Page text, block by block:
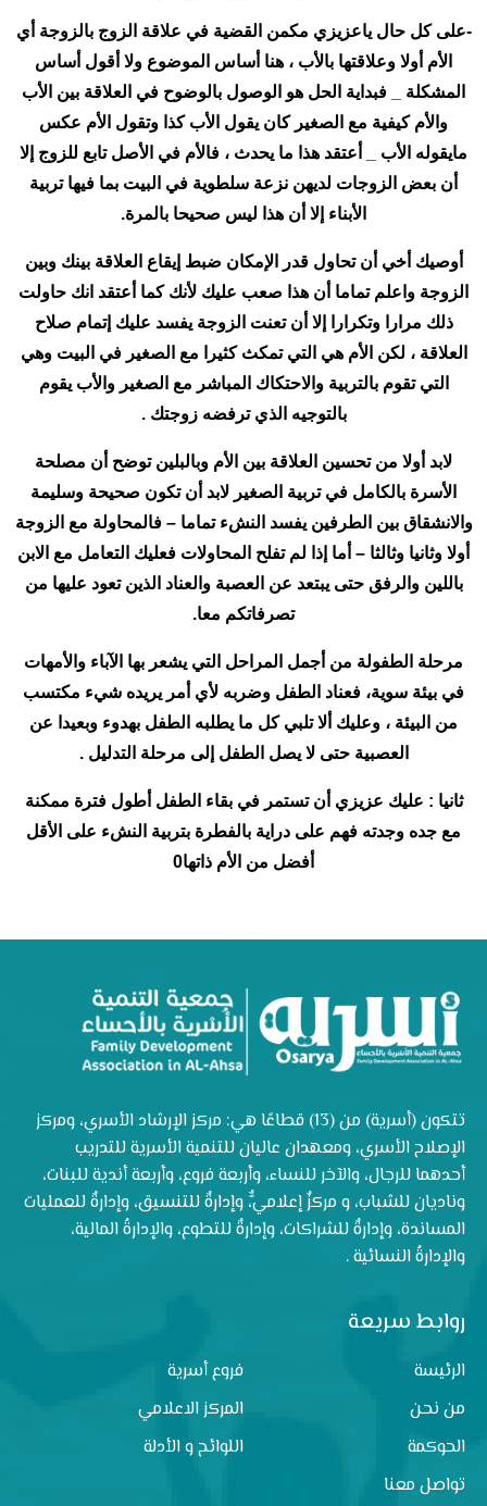
-على كل حال ياعزيزي مكمن القضية في علاقة الزوج بالزوجة أي
الأم أولا وعلاقتها بالأب ، هنا أساس الموضوع ولا أقول أساس
المشكلة _ فبداية الحل هو الوصول بالوضوح في العلاقة بين الأب
والأم كيفية مع الصغير كان يقول الأب كذا وتقول الأم عكس
مايقوله الأب _ أعتقد هذا ما يحدث ، فالأم في الأصل تابع للزوج إلا
أن بعض الزوجات لديهن نزعة سلطوية في البيت بما فيها تربية
الأبناء إلا أن هذا ليس صحيحا بالمرة.
أوصيك أخي أن تحاول قدر الإمكان ضبط إيقاع العلاقة بينك وبين
الزوجة واعلم تماما أن هذا صعب عليك لأنك كما أعتقد انك حاولت
ذلك مرارا وتكرارا إلا أن تعنت الزوجة يفسد عليك إتمام صلاح
العلاقة ، لكن الأم هي التي تمكث كثيرا مع الصغير في البيت وهي
التي تقوم بالتربية والاحتكاك المباشر مع الصغير والأب يقوم
بالتوجيه الذي ترفضه زوجتك .
لابد أولا من تحسين العلاقة بين الأم وبالبلين توضح أن مصلحة
الأسرة بالكامل في تربية الصغير لابد أن تكون صحيحة وسليمة
والانشقاق بين الطرفين يفسد النشء تماما – فالمحاولة مع الزوجة
أولا وثانيا وثالثا – أما إذا لم تفلح المحاولات فعليك التعامل مع الابن
باللين والرفق حتى يبتعد عن العصبة والعناد الذين تعود عليها من
تصرفاتكم معا.
مرحلة الطفولة من أجمل المراحل التي يشعر بها الآباء والأمهات
في بيئة سوية، فعناد الطفل وضربه لأي أمر يريده شيء مكتسب
من البيئة ، وعليك ألا تلبي كل ما يطلبه الطفل بهدوء وبعيدا عن
العصبية حتى لا يصل الطفل إلى مرحلة التدليل .
ثانيا : عليك عزيزي أن تستمر في بقاء الطفل أطول فترة ممكنة
مع جده وجدته فهم على دراية بالفطرة بتربية النشء على الأقل
أفضل من الأم ذاتها0
تتكون (أسرية) من (13) قطاعًا هي: مركز الإرشاد الأسري، ومركز
الإصلاح الأسري، ومعهدان عاليان للتنمية الأسرية للتدريب
أحدهما للرجال، والآخر للنساء، وأربعة فروع، وأربعة أندية للبنات،
وناديان للشباب، و مركزٌ إعلاميٌّ، وإدارةٌ للتنسيق، وإدارةٌ للعمليات
المساندة، وإدارةٌ للشراكات، وإدارةٌ للتطوع، والإدارةُ المالية،
والإدارةُ النسائية .
روابط سريعة
الرئيسة
فروع أسرية
من نحن
المركز الاعلامي
الحوكمة
اللوائح و الأدلة
تواصل معنا